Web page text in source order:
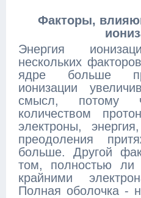
Факторы,
Энергия
нескольких
ядре больше
ионизации
смысл, потому
количеством
электроны,
преодоления
больше. Другой
том, полностью ли
крайними
Полная оболочка -